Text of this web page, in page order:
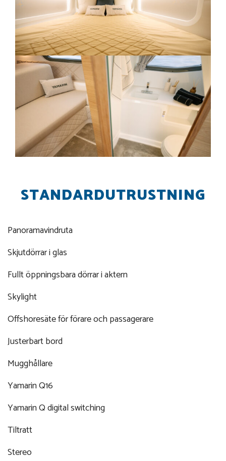
STANDARDUTRUSTNING
Panoramavindruta
Skjutdörrar i glas
Fullt öppningsbara dörrar i aktern
Skylight
Offshoresäte för förare och passagerare
Justerbart bord
Mugghållare
Yamarin Q16
Yamarin Q digital switching
Tiltratt
Stereo